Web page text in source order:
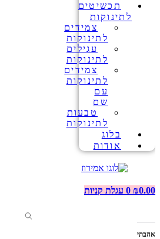
תכשיטים
לתינוקות
צמידים
לתינוקות
עגילים
לתינוקות
צמידים
לתינוקות
עם
שם
טבעות
לתינוקות
בלוג
אודות
₪0.00
0 עגלת קניות
אהבתי